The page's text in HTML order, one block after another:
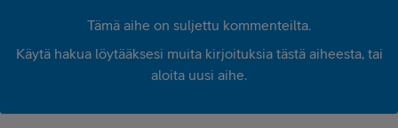
Tämä aihe on suljettu kommenteilta.
Käytä hakua löytääksesi muita kirjoituksia tästä aiheesta, tai
aloita uusi aihe.